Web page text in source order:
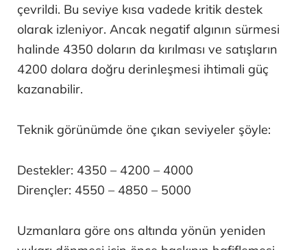
çevrildi. Bu seviye kısa vadede kritik destek
olarak izleniyor. Ancak negatif algının sürmesi
halinde 4350 doların da kırılması ve satışların
4200 dolara doğru derinleşmesi ihtimali güç
kazanabilir.
Teknik görünümde öne çıkan seviyeler şöyle:
Destekler: 4350 – 4200 – 4000
Dirençler: 4550 – 4850 – 5000
Uzmanlara göre ons altında yönün yeniden